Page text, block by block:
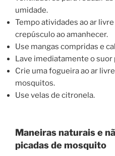
umidade.
Tempo atividades ao ar
crepúsculo ao amanhecer.
Use mangas compridas e
Lave imediatamente o
Crie uma fogueira ao ar
mosquitos.
Use velas de citronela.
Maneiras naturais e
picadas de mosquito